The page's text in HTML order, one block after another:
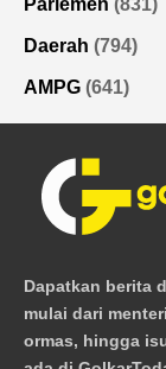
Daerah (794)
AMPG (641)
Dapatkan berita
mulai dari
ormas, hingga